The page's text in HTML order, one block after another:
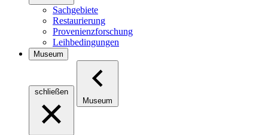
Sachgebiete
Restaurierung
Provenienzforschung
Leihbedingungen
Museum
schließen
Museum